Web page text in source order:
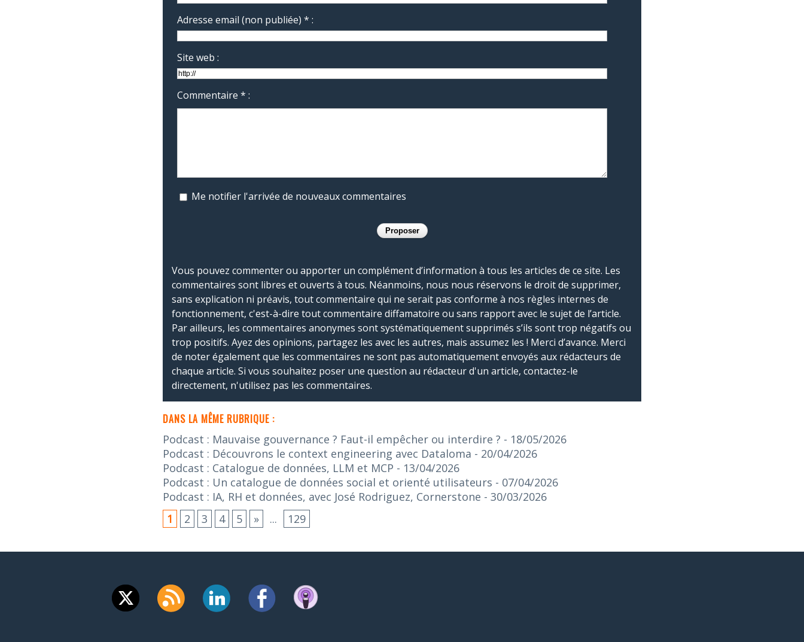
Adresse email (non publiée) * :
Site web :
Commentaire * :
Me notifier l'arrivée de nouveaux commentaires
Vous pouvez commenter ou apporter un complément d’information à tous les articles de ce site. Les
commentaires sont libres et ouverts à tous. Néanmoins, nous nous réservons le droit de supprimer,
sans explication ni préavis, tout commentaire qui ne serait pas conforme à nos règles internes de
fonctionnement, c'est-à-dire tout commentaire diffamatoire ou sans rapport avec le sujet de l’article.
Par ailleurs, les commentaires anonymes sont systématiquement supprimés s’ils sont trop négatifs ou
trop positifs. Ayez des opinions, partagez les avec les autres, mais assumez les ! Merci d’avance. Merci
de noter également que les commentaires ne sont pas automatiquement envoyés aux rédacteurs de
chaque article. Si vous souhaitez poser une question au rédacteur d'un article, contactez-le
directement, n'utilisez pas les commentaires.
DANS LA MÊME RUBRIQUE :
Podcast : Mauvaise gouvernance ? Faut-il empêcher ou interdire ? - 18/05/2026
Podcast : Découvrons le context engineering avec Dataloma - 20/04/2026
Podcast : Catalogue de données, LLM et MCP - 13/04/2026
Podcast : Un catalogue de données social et orienté utilisateurs - 07/04/2026
Podcast : IA, RH et données, avec José Rodriguez, Cornerstone - 30/03/2026
1
2 3 4 5 » ... 129